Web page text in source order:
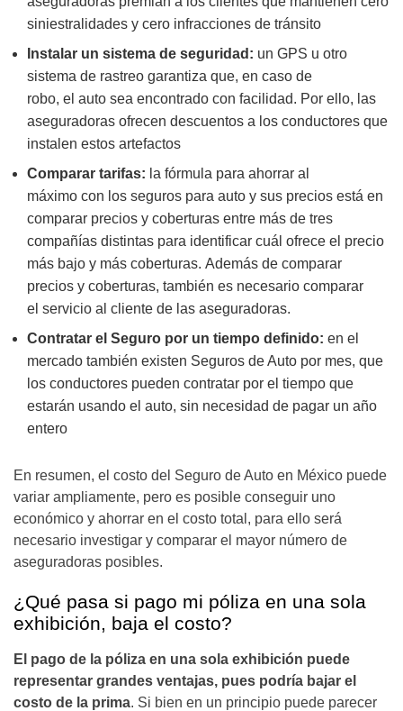
siniestralidades y cero infracciones de tránsito
Instalar un sistema de seguridad: un GPS u otro
sistema de rastreo garantiza que, en caso de
robo, el auto sea encontrado con facilidad. Por ello, las
aseguradoras ofrecen descuentos a los conductores que
instalen estos artefactos
Comparar tarifas: la fórmula para ahorrar al
máximo con los seguros para auto y sus precios está en
comparar precios y coberturas entre más de tres
compañías distintas para identificar cuál ofrece el precio
más bajo y más coberturas. Además de comparar
precios y coberturas, también es necesario comparar
el servicio al cliente de las aseguradoras.
Contratar el Seguro por un tiempo definido: en el
mercado también existen Seguros de Auto por mes, que
los conductores pueden contratar por el tiempo que
estarán usando el auto, sin necesidad de pagar un año
entero
En resumen, el costo del Seguro de Auto en México puede
variar ampliamente, pero es posible conseguir uno
económico y ahorrar en el costo total, para ello será
necesario investigar y comparar el mayor número de
aseguradoras posibles.
¿Qué pasa si pago mi póliza en una sola
exhibición, baja el costo?
El pago de la póliza en una sola exhibición puede
representar grandes ventajas, pues podría bajar el
costo de la prima. Si bien en un principio puede parecer